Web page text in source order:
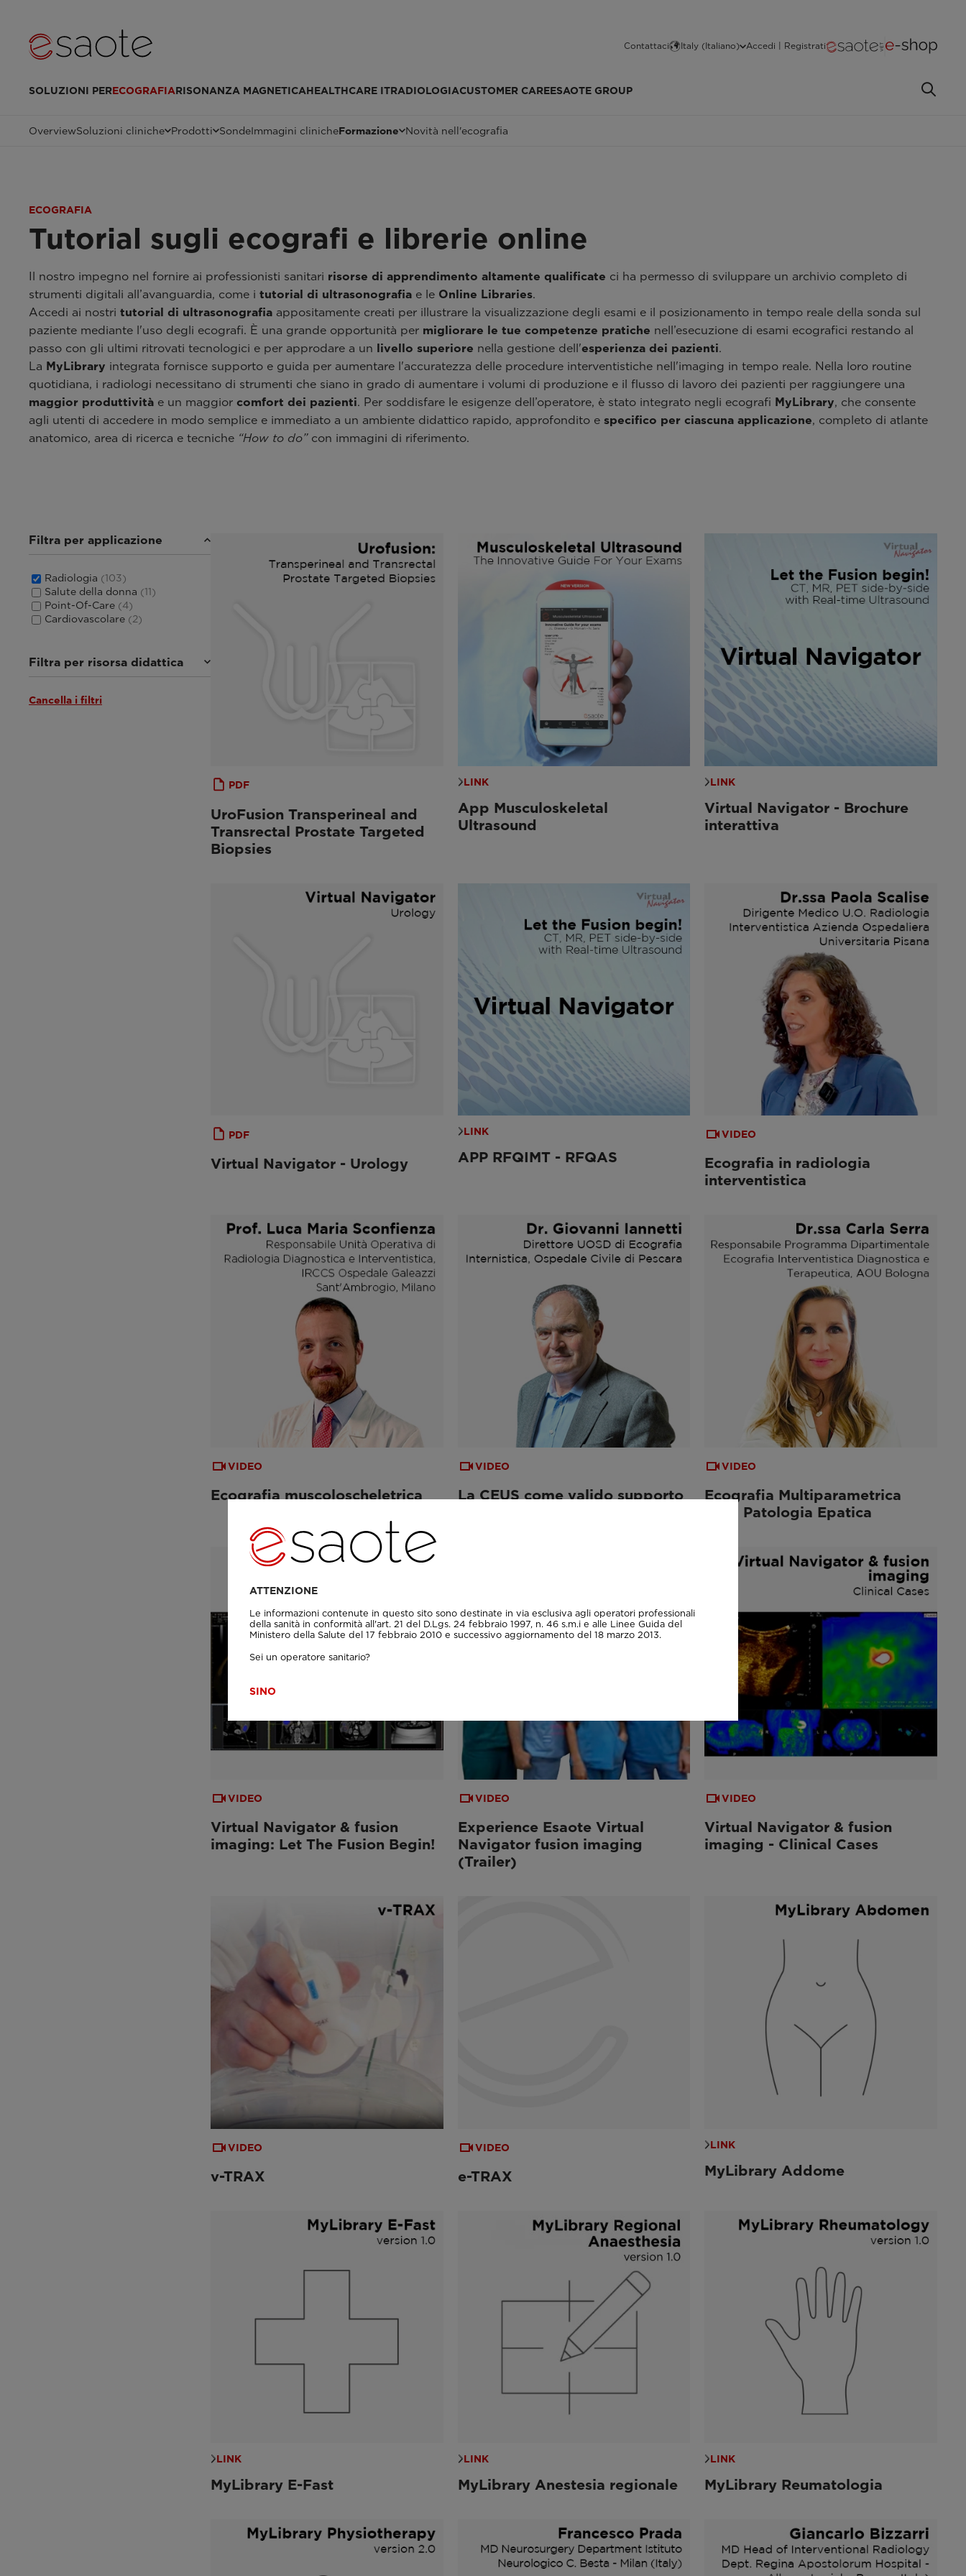
Contattaci Italy (Italiano) Accedi | Registrati
SOLUZIONI PERECOGRAFIARISONANZA MAGNETICAHEALTHCARE ITRADIOLOGIACUSTOMER CAREESAOTE GROUP
OverviewSoluzioni cliniche Prodotti SondeImmagini clinicheFormazione Novità nell'ecografia
ECOGRAFIA
Tutorial sugli ecografi e librerie online
Il nostro impegno nel fornire ai professionisti sanitari risorse di apprendimento altamente qualificate ci ha permesso di sviluppare un archivio completo di
strumenti digitali all’avanguardia, come i tutorial di ultrasonografia e le Online Libraries.
Accedi ai nostri tutorial di ultrasonografia appositamente creati per illustrare la visualizzazione degli esami e il posizionamento in tempo reale della sonda sul
paziente mediante l'uso degli ecografi. È una grande opportunità per migliorare le tue competenze pratiche nell’esecuzione di esami ecografici restando al
passo con gli ultimi ritrovati tecnologici e per approdare a un livello superiore nella gestione dell'esperienza dei pazienti.
La MyLibrary integrata fornisce supporto e guida per aumentare l'accuratezza delle procedure interventistiche nell'imaging in tempo reale. Nella loro routine
quotidiana, i radiologi necessitano di strumenti che siano in grado di aumentare i volumi di produzione e il flusso di lavoro dei pazienti per raggiungere una
maggior produttività e un maggior comfort dei pazienti. Per soddisfare le esigenze dell’operatore, è stato integrato negli ecografi MyLibrary, che consente
agli utenti di accedere in modo semplice e immediato a un ambiente didattico rapido, approfondito e specifico per ciascuna applicazione, completo di atlante
anatomico, area di ricerca e tecniche “How to do” con immagini di riferimento.
Filtra per applicazione
Radiologia (103)
Salute della donna (11)
Point-Of-Care (4)
Cardiovascolare (2)
Filtra per risorsa didattica
Documentazione clinica
Cancella i filtri
PDF
UroFusion Transperineal and
Transrectal Prostate Targeted
Biopsies
LINK
App Musculoskeletal
Ultrasound
LINK
Virtual Navigator - Brochure
interattiva
PDF
Virtual Navigator - Urology
LINK
APP RFQIMT - RFQAS
VIDEO
Ecografia in radiologia
interventistica
VIDEO
Ecografia muscoloscheletrica
VIDEO
La CEUS come valido supporto
VIDEO
Ecografia Multiparametrica
nella Patologia Epatica
VIDEO
Virtual Navigator & fusion
imaging: Let The Fusion Begin!
VIDEO
Experience Esaote Virtual
Navigator fusion imaging
(Trailer)
VIDEO
Virtual Navigator & fusion
imaging - Clinical Cases
VIDEO
v-TRAX
VIDEO
e-TRAX
LINK
MyLibrary Addome
LINK
MyLibrary E-Fast
LINK
MyLibrary Anestesia regionale
LINK
MyLibrary Reumatologia
ATTENZIONE
Le informazioni contenute in questo sito sono destinate in via esclusiva agli operatori professionali
della sanità in conformità all'art. 21 del D.Lgs. 24 febbraio 1997, n. 46 s.m.i e alle Linee Guida del
Ministero della Salute del 17 febbraio 2010 e successivo aggiornamento del 18 marzo 2013.
Sei un operatore sanitario?
SINO